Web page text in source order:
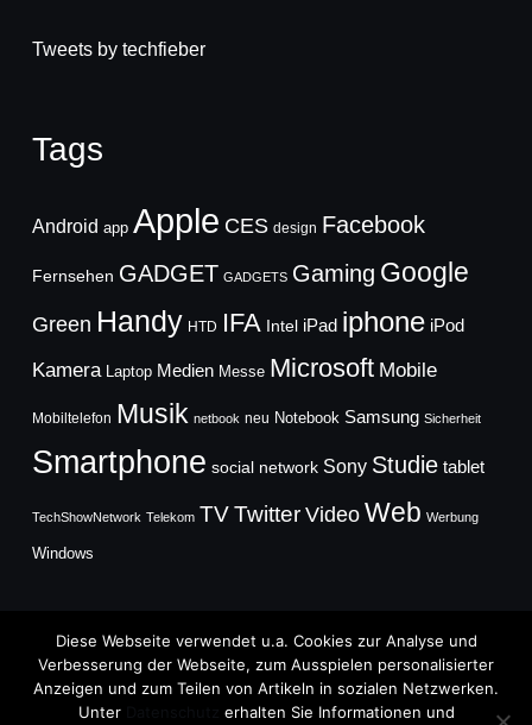
Tweets by techfieber
Tags
Android app Apple CES design Facebook
Fernsehen GADGET GADGETS Gaming Google
Green Handy HTD IFA Intel iPad iphone iPod
Kamera Laptop Medien Messe Microsoft Mobile
Mobiltelefon Musik netbook neu Notebook Samsung Sicherheit
Smartphone social network Sony Studie tablet
TechShowNetwork Telekom TVTwitter Video Web Werbung
Windows
Copyright © 2026
Diese Webseite verwendet u.a. Cookies zur Analyse und
Verbesserung der Webseite, zum Ausspielen personalisierter
Anzeigen und zum Teilen von Artikeln in sozialen Netzwerken.
Unter
erhalten Sie Informationen und